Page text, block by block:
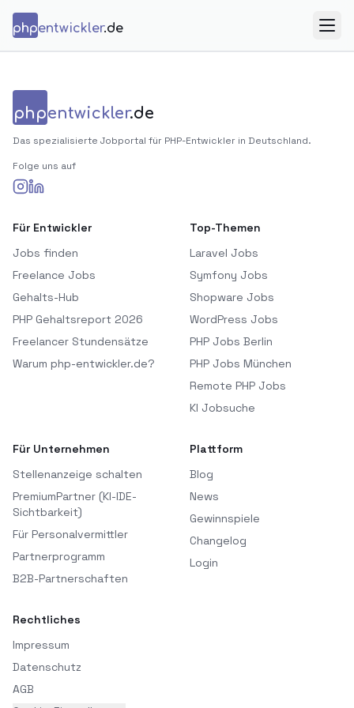
phpentwickler.de
phpentwickler.de
Das spezialisierte Jobportal für PHP-Entwickler in Deutschland.
Folge uns auf
Für Entwickler
Jobs finden
Freelance Jobs
Gehalts-Hub
PHP Gehaltsreport 2026
Freelancer Stundensätze
Warum php-entwickler.de?
Top-Themen
Laravel Jobs
Symfony Jobs
Shopware Jobs
WordPress Jobs
PHP Jobs Berlin
PHP Jobs München
Remote PHP Jobs
KI Jobsuche
Für Unternehmen
Stellenanzeige schalten
PremiumPartner (KI-IDE-
Sichtbarkeit)
Für Personalvermittler
Partnerprogramm
B2B-Partnerschaften
Plattform
Blog
News
Gewinnspiele
Changelog
Login
Rechtliches
Impressum
Datenschutz
AGB